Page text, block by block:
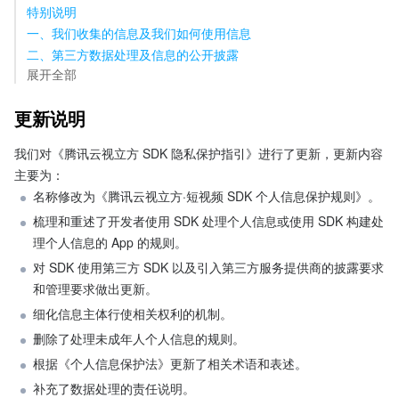
特别说明
一、我们收集的信息及我们如何使用信息
二、第三方数据处理及信息的公开披露
展开全部
更新说明
我们对《腾讯云视立方 SDK 隐私保护指引》进行了更新，更新内容
主要为：
名称修改为《腾讯云视立方·短视频 SDK 个人信息保护规则》。
梳理和重述了开发者使用 SDK 处理个人信息或使用 SDK 构建处
理个人信息的 App 的规则。
对 SDK 使用第三方 SDK 以及引入第三方服务提供商的披露要求
和管理要求做出更新。
细化信息主体行使相关权利的机制。
删除了处理未成年人个人信息的规则。
根据《个人信息保护法》更新了相关术语和表述。
补充了数据处理的责任说明。